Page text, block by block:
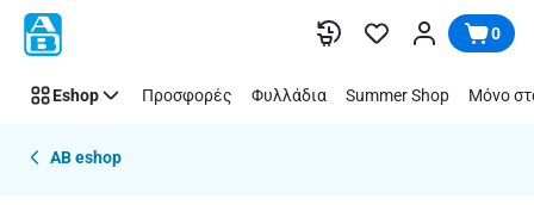
Παράλειψη 0
Eshop Προσφορές Φυλλάδια Summer Shop Μόνο
AB eshop